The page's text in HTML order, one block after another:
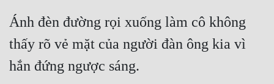
Ánh đèn đường rọi xuống làm cô không
thấy rõ vẻ mặt của người đàn ông kia vì
hắn đứng ngược sáng.